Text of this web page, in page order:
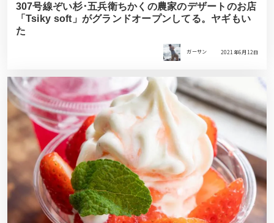
307号線ぞい杉･五兵衛ちかくの農家のデザートのお店
「Tsiky soft」がグランドオープンしてる。ヤギもい
た
ガーサン 2021年6月12日